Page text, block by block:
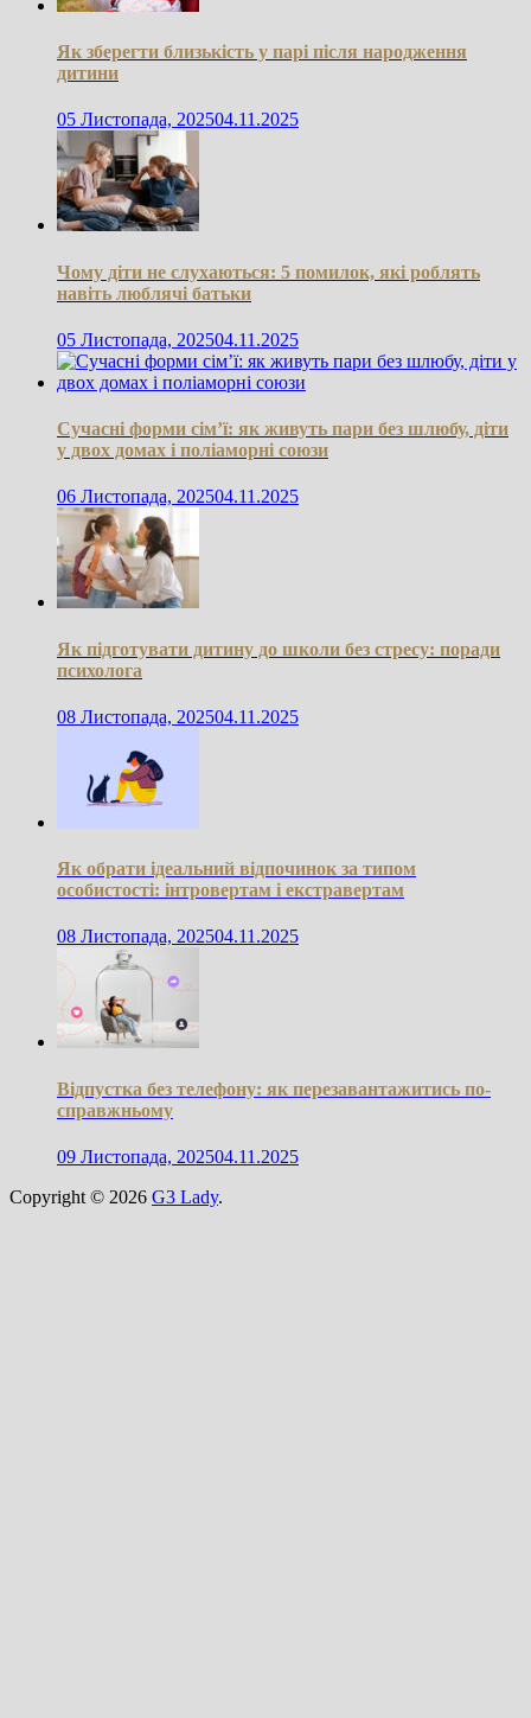
Як зберегти близькість у парі після народження
дитини
05 Листопада, 202504.11.2025
Чому діти не слухаються: 5 помилок, які роблять
навіть люблячі батьки
05 Листопада, 202504.11.2025
Сучасні форми сім’ї: як живуть пари без шлюбу, діти
у двох домах і поліаморні союзи
06 Листопада, 202504.11.2025
Як підготувати дитину до школи без стресу: поради
психолога
08 Листопада, 202504.11.2025
Як обрати ідеальний відпочинок за типом
особистості: інтровертам і екстравертам
08 Листопада, 202504.11.2025
Відпустка без телефону: як перезавантажитись по-
справжньому
09 Листопада, 202504.11.2025
Copyright © 2026 G3 Lady.